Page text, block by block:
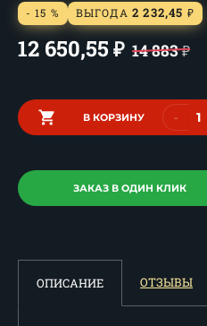
- 15 % ВЫГОДА 2 232,45 ₽
12 650,55 ₽ 14 883₽
В КОРЗИНУ -
ЗАКАЗ В ОДИН КЛИК
ОПИСАНИЕ ОТЗЫВЫ